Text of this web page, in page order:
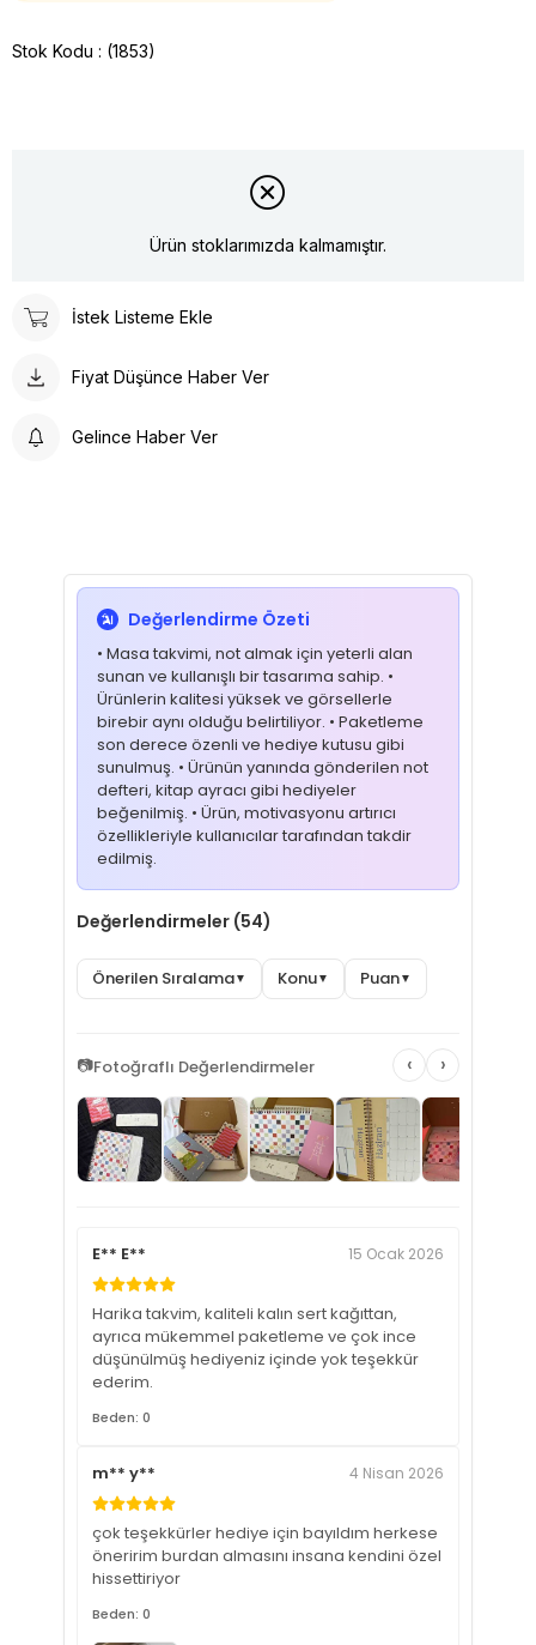
Stok Kodu (1853)
Ürün stoklarımızda kalmamıştır.
İstek Listeme Ekle
Fiyat Düşünce Haber Ver
Gelince Haber Ver
Değerlendirme Özeti
• Masa takvimi, not almak için yeterli alan
sunan ve kullanışlı bir tasarıma sahip. •
Ürünlerin kalitesi yüksek ve görsellerle
birebir aynı olduğu belirtiliyor. • Paketleme
son derece özenli ve hediye kutusu gibi
sunulmuş. • Ürünün yanında gönderilen not
defteri, kitap ayracı gibi hediyeler
beğenilmiş. • Ürün, motivasyonu artırıcı
özellikleriyle kullanıcılar tarafından takdir
edilmiş.
Değerlendirmeler (54)
Önerilen Sıralama▼ Konu▼ Puan▼
📷Fotoğraflı Değerlendirmeler ‹ ›
E** E** 15 Ocak 2026
Harika takvim, kaliteli kalın sert kağıttan,
ayrıca mükemmel paketleme ve çok ince
düşünülmüş hediyeniz içinde yok teşekkür
ederim.
Beden: 0
m** y** 4 Nisan 2026
çok teşekkürler hediye için bayıldım herkese
öneririm burdan almasını insana kendini özel
hissettiriyor
Beden: 0